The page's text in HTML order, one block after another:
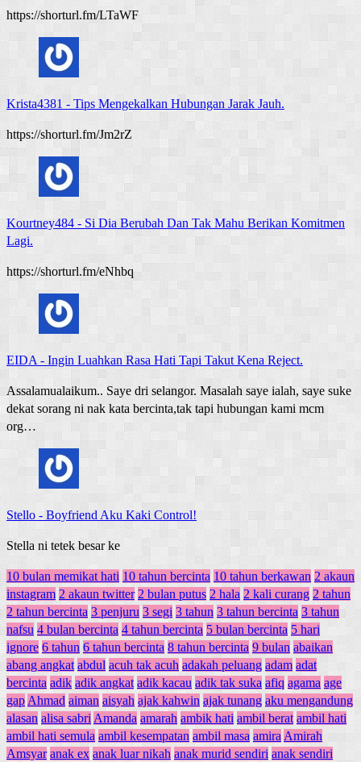
https://shorturl.fm/LTaWF
Krista4381 -Tips Mengekalkan Hubungan Jarak Jauh.
https://shorturl.fm/Jm2rZ
Kourtney484 - Si Dia Berubah Dan Tak Mahu Berikan Komitmen
Lagi.
https://shorturl.fm/eNhbq
EIDA - Ingin Luahkan Rasa Hati Tapi Takut Kena Reject.
Assalamualaikum.. Saye dri selangor. Masalah saye ialah, saye suke
dekat sorang ni nak kata bercinta,tak tapi hubungan kami mcm
org…
Stello - Boyfriend Aku Kaki Control!
Stella ni tetek besar ke
10 bulan memikat hati 10 tahun bercinta 10 tahun berkawan 2 akaun
instagram 2 akaun twitter 2 bulan putus 2 hala 2 kali curang 2 tahun
2 tahun bercinta 3 penjuru 3 segi 3 tahun 3 tahun bercinta 3 tahun
nafsu 4 bulan bercinta 4 tahun bercinta 5 bulan bercinta 5 hari
ignore 6 tahun 6 tahun bercinta 8 tahun bercinta 9 bulan abaikan
abang angkat abdul acuh tak acuh adakah peluang adam adat
bercinta adik adik angkat adik kacau adik tak suka afiq agama age
gap Ahmad aiman aisyah ajak kahwin ajak tunang aku mengandung
alasan alisa sabri Amanda amarah ambik hati ambil berat ambil hati
ambil hati semula ambil kesempatan ambil masa amira Amirah
Amsyar anak ex anak luar nikah anak murid sendiri anak sendiri